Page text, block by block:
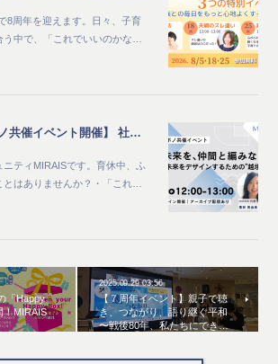
8周年を迎えます。日々、子育
中で、「これでいいのかな…
【MIRAIS × ママボノ共催イベント開催】 社会と未来を、仲間と編みなおす ～自分らしい未来をデザインするための“越境体験”～
ティMIRAISです。育休中、ふ
とはありませんか？・「これ…
「Happy
！MIRAIS
2025.09.29 03:56
【７周年イベント】親子で聴
き、つながり、語り継ぐ平和
〜戦後80年、私たちにでき…